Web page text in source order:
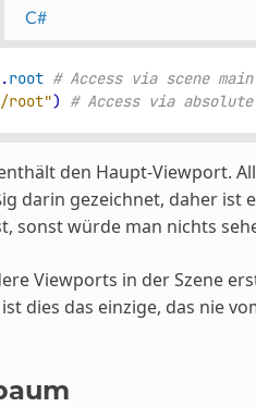
C#
.root # Access via scene
root") # Access via
den Haupt-Viewport.
darin gezeichnet, daher ist
sonst würde man nichts
Viewports in der Szene
dies das einzige, das nie